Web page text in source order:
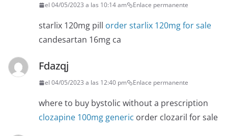
el 04/05/2023 a las 10:14 am Enlace permanente
starlix 120mg pill order starlix 120mg for sale
candesartan 16mg ca
Fdazqj
el 04/05/2023 a las 12:40 pm Enlace permanente
where to buy bystolic without a prescription
clozapine 100mg generic order clozaril for sale